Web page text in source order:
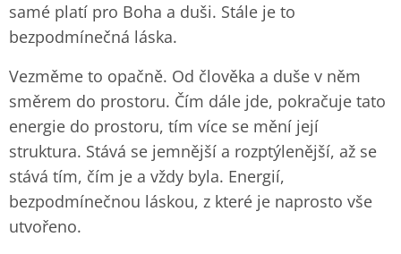
samé platí pro Boha a duši. Stále je to
bezpodmínečná láska.
Vezměme to opačně. Od člověka a duše v něm
směrem do prostoru. Čím dále jde, pokračuje tato
energie do prostoru, tím více se mění její
struktura. Stává se jemnější a rozptýlenější, až se
stává tím, čím je a vždy byla. Energií,
bezpodmínečnou láskou, z které je naprosto vše
utvořeno.